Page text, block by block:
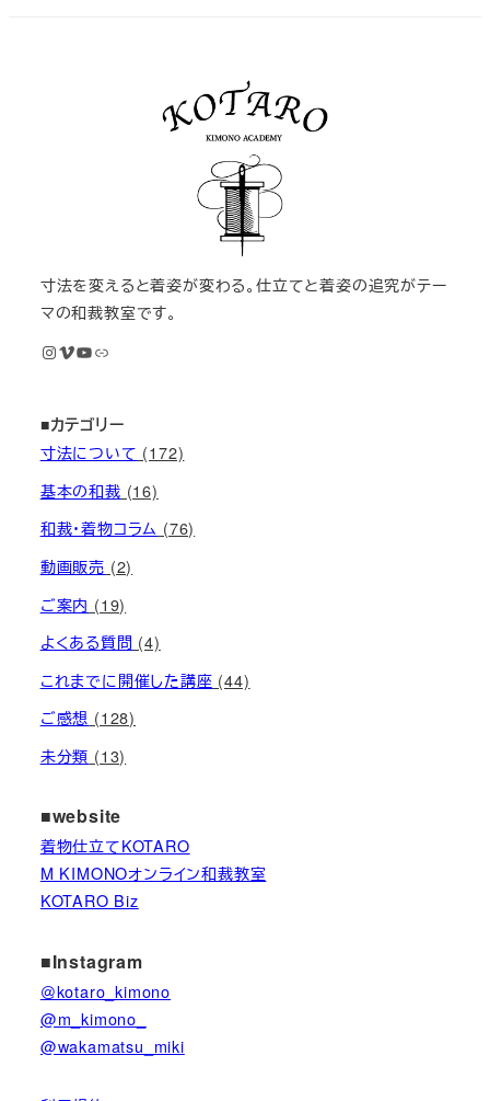
寸法を変えると着姿が変わる。仕立てと着姿の追究がテー
マの和裁教室です。
InstagramVimeo YouTube M KIMONOオンライン和裁教室
■カテゴリー
寸法について (172)
基本の和裁 (16)
和裁・着物コラム (76)
動画販売 (2)
ご案内 (19)
よくある質問 (4)
これまでに開催した講座 (44)
ご感想 (128)
未分類 (13)
■website
着物仕立てKOTARO
M KIMONOオンライン和裁教室
KOTARO Biz
■Instagram
＠kotaro_kimono
@m_kimono_
@wakamatsu_miki